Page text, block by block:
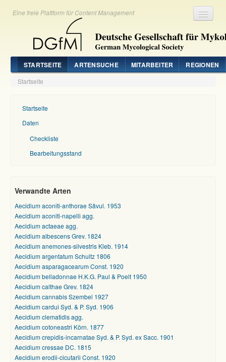
Eine freie Plattform für Content Management
STARTSEITE ARTENSUCHE MITARBEITER REGIONEN
Startseite
Startseite
Daten
Checkliste
Bearbeitungsstand
Verwandte Arten
Aecidium aconiti-anthorae Săvul. 1953
Aecidium aconiti-napelli agg.
Aecidium actaeae agg.
Aecidium albescens Grev. 1824
Aecidium anemones-silvestris Kleb. 1914
Aecidium argentatum Schultz 1806
Aecidium asparagacearum Const. 1920
Aecidium belladonnae H.K.G. Paul & Poelt 1950
Aecidium calthae Grev. 1824
Aecidium cannabis Szembel 1927
Aecidium cardui Syd. & P. Syd. 1906
Aecidium clematidis agg.
Aecidium cotoneastri Körn. 1877
Aecidium crepidis-incarnatae Syd. & P. Syd. ex Sacc. 1901
Aecidium cressae DC. 1815
Aecidium erodii-cicutarii Const. 1920